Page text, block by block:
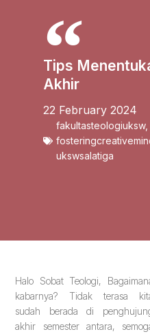
Tips
Akhir
22 February 2024
fakultasteologiuksw,
ukswsalatiga
Halo Sobat Teologi,
kabarnya? Tidak terasa
sudah berada di
akhir semester antara,